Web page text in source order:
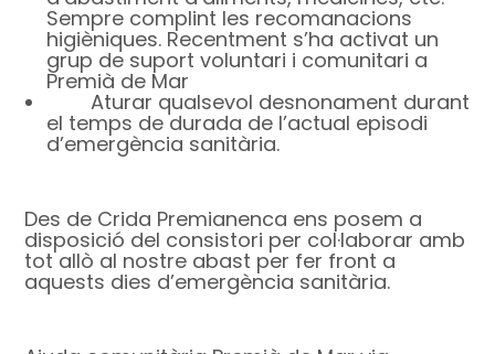
Sempre complint les recomanacions
higièniques. Recentment s’ha activat un
grup de suport voluntari i comunitari a
Premià de Mar
Aturar qualsevol desnonament durant
el temps de durada de l’actual episodi
d’emergència sanitària.
Des de Crida Premianenca ens posem a
disposició del consistori per col·laborar amb
tot allò al nostre abast per fer front a
aquests dies d’emergència sanitària.